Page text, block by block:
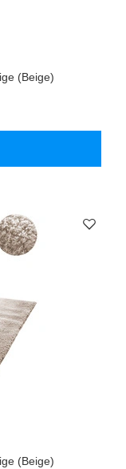
(Beige)
(Beige)